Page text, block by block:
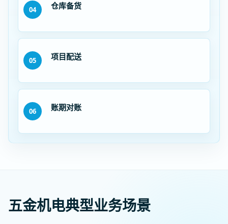
04 仓库备货
05 项目配送
06 账期对账
五金机电典型业务场景